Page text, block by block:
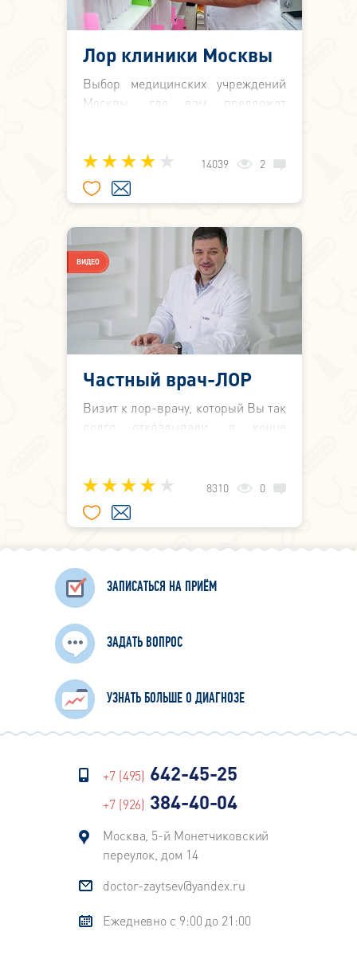
Лор клиники Москвы
Выбор медицинских учреждений
Москвы, где вам предложат
поликлиники до многопрофильных
медицинских центров и частных
клиник. Как не ошибиться? Где вам
14039 2
ВИДЕО
Частный врач-ЛОР
Визит к лор-врачу, который Вы так
долго откладывали, в конце
районную поликлинику, к
участковому специалисту, или в
хорошую частную ЛОР клинику.
8310 0
ЗАПИСАТЬСЯ НА ПРИЁМ
ЗАДАТЬ ВОПРОС
УЗНАТЬ БОЛЬШЕ О ДИАГНОЗЕ
+7 (495) 642-45-25
+7 (926) 384-40-04
Москва, 5-й Монетчиковский
переулок, дом 14
doctor-zaytsev@yandex.ru
Ежедневно с 9:00 до 21:00